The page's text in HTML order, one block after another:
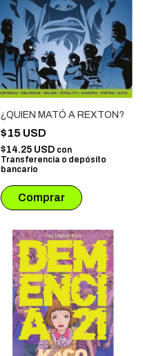
¿QUIEN MATÓ A REXTON?
$15 USD
$14.25 USD con
Transferencia o depósito
bancario